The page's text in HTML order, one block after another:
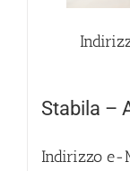
Stabila –
Indirizzo e-